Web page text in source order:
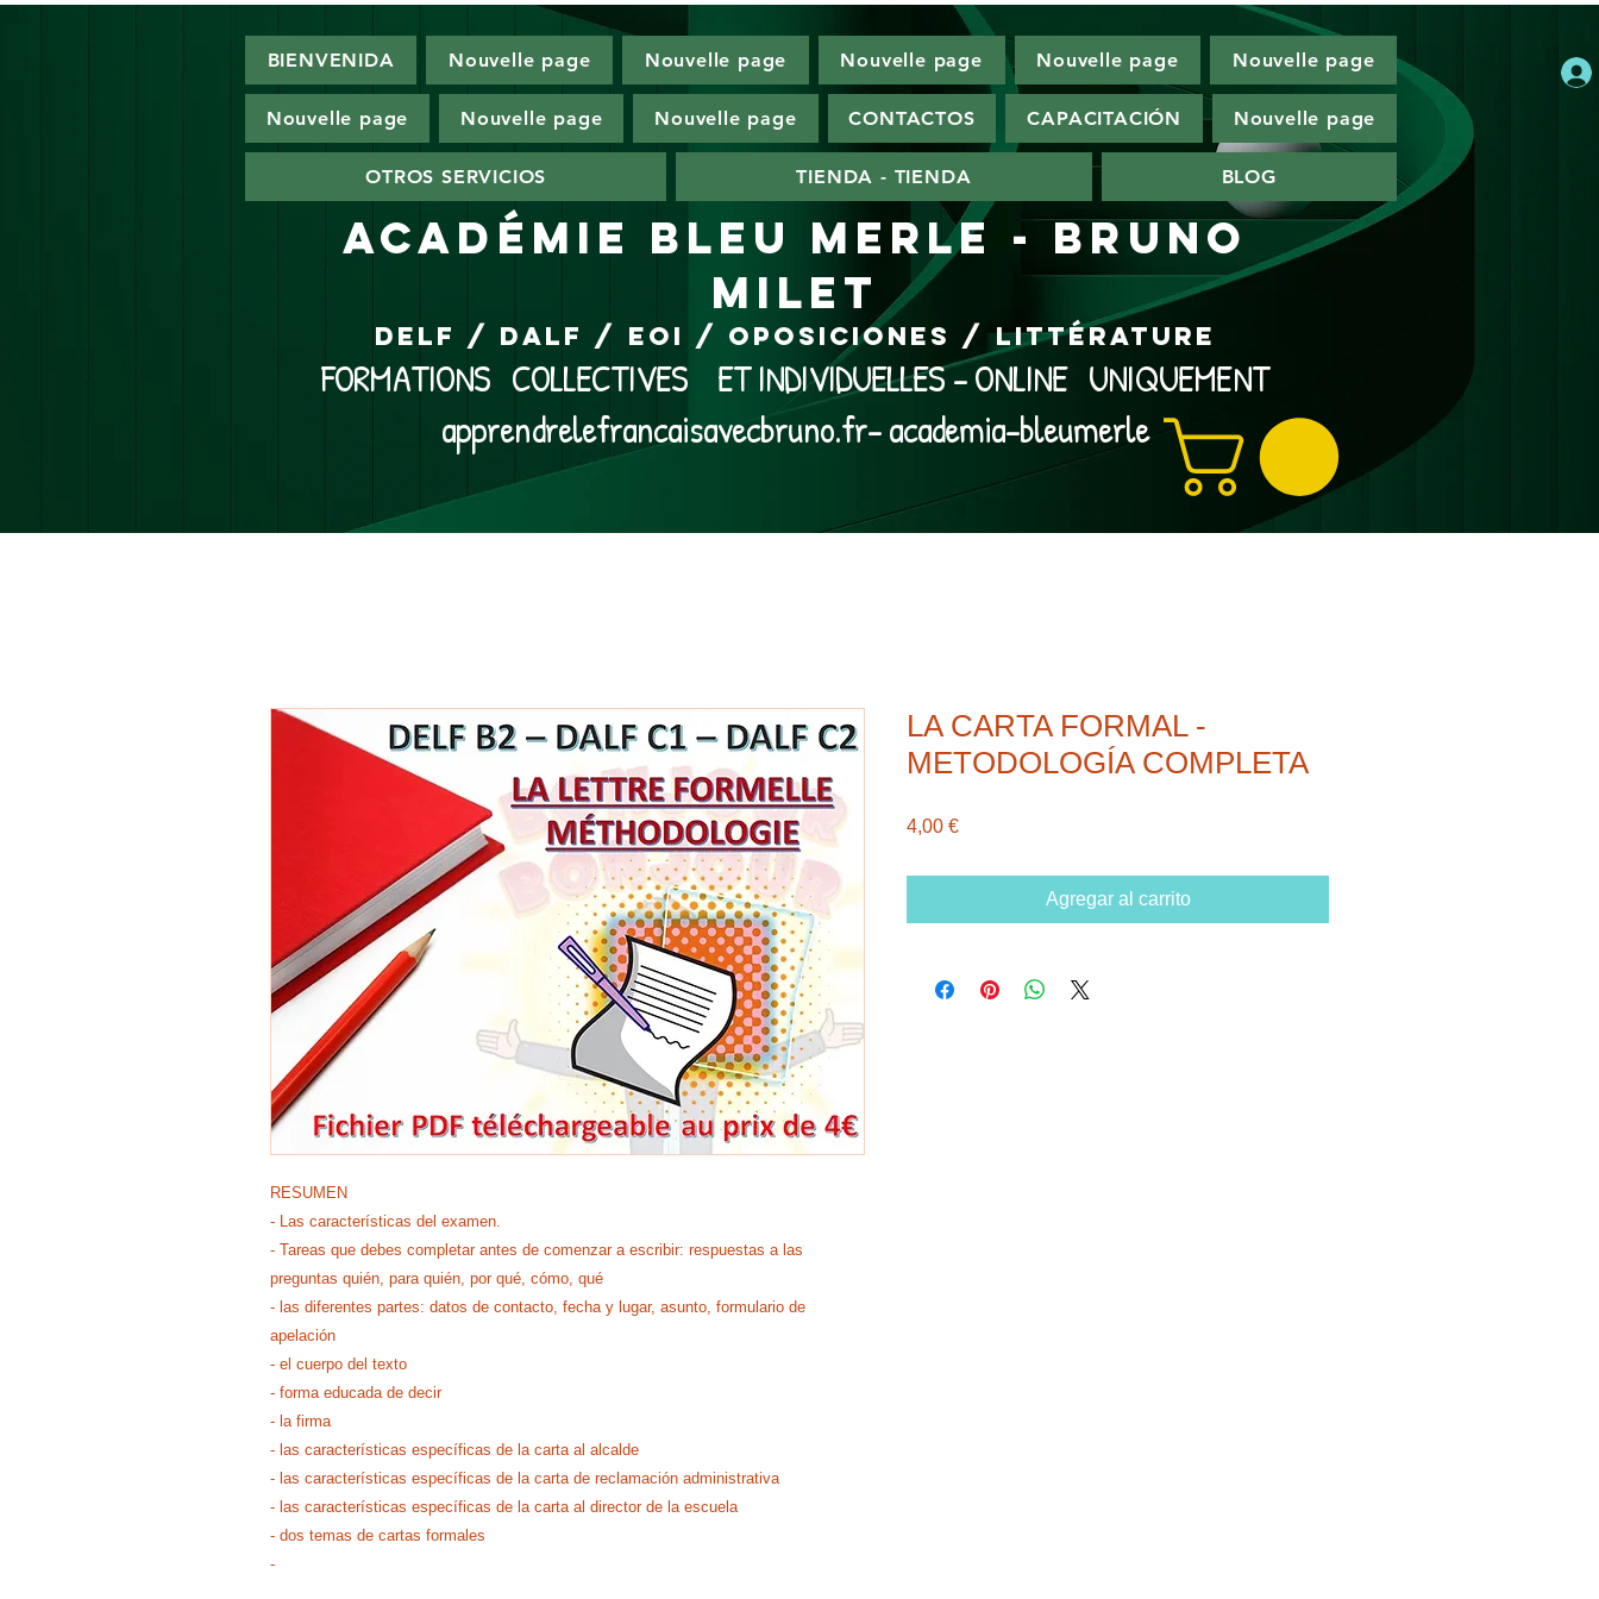
BIENVENIDA Nouvelle page Nouvelle page Nouvelle page Nouvelle page Nouvelle page
Nouvelle page Nouvelle page Nouvelle page CONTACTOS CAPACITACIÓN Nouvelle page
OTROS SERVICIOS TIENDA - TIENDA BLOG
ACADÉMIE BLEU MERLE - Bruno
MILET
DELF / DALF / EOI / Oposiciones / Littérature
FORMATIONS COLLECTIVES ET INDIVIDUELLES - ONLINE UNIQUEMENT
apprendrelefrancaisavecbruno.fr- academia-bleumerle
RESUMEN
- Las características del examen.
- Tareas que debes completar antes de comenzar a escribir: respuestas a las
preguntas quién, para quién, por qué, cómo, qué
- las diferentes partes: datos de contacto, fecha y lugar, asunto, formulario de
apelación
- el cuerpo del texto
- forma educada de decir
- la firma
- las características específicas de la carta al alcalde
- las características específicas de la carta de reclamación administrativa
- las características específicas de la carta al director de la escuela
- dos temas de cartas formales
-
LA CARTA FORMAL -
METODOLOGÍA COMPLETA
4,00 €Precio
Agregar al carrito